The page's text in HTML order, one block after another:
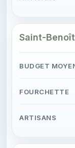
Saint-Benoît